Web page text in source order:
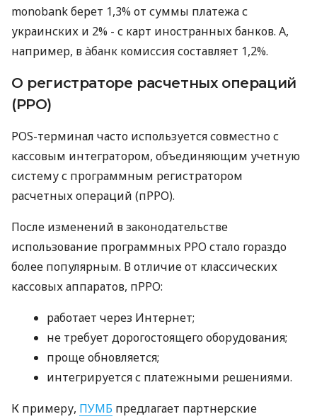
monobank берет 1,3% от суммы платежа с
украинских и 2% - с карт иностранных банков. А,
например, в àбанк комиссия составляет 1,2%.
О регистраторе расчетных операций
(РРО)
POS-терминал часто используется совместно с
кассовым интегратором, объединяющим учетную
систему с программным регистратором
расчетных операций (пРРО).
После изменений в законодательстве
использование программных РРО стало гораздо
более популярным. В отличие от классических
кассовых аппаратов, пРРО:
работает через Интернет;
не требует дорогостоящего оборудования;
проще обновляется;
интегрируется с платежными решениями.
К примеру, ПУМБ предлагает партнерские